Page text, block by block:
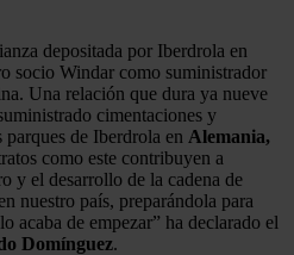
depositada por Iberdrola en
socio Windar como suministrador
Una relación que dura ya nueve
cimentaciones y
parques de Iberdrola en Alemania,
como este contribuyen a
y el desarrollo de la cadena de
nuestro país, preparándola para
acaba de empezar” ha declarado el
Domínguez.